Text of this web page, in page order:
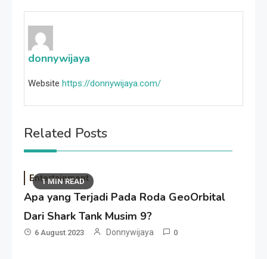
donnywijaya
Website https://donnywijaya.com/
Related Posts
1 MIN READ
Entertainment
Apa yang Terjadi Pada Roda GeoOrbital
Dari Shark Tank Musim 9?
6 August 2023 Donnywijaya 0